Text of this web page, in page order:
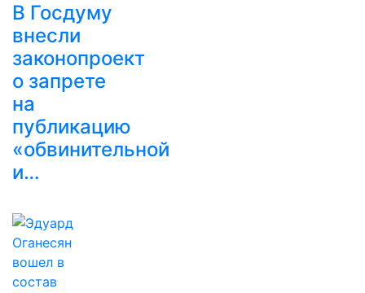
В Госдуму
внесли
законопроект
о запрете
на
публикацию
«обвинительной
и…